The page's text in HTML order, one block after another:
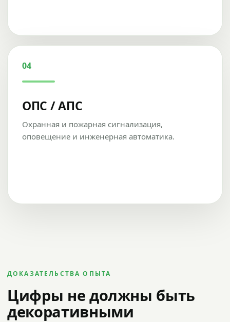
04
ОПС / АПС
Охранная и пожарная сигнализация,
оповещение и инженерная автоматика.
ДОКАЗАТЕЛЬСТВА ОПЫТА
Цифры не должны быть
декоративными